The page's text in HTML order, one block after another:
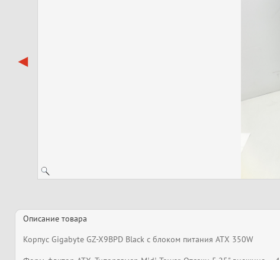
Описание товара
Корпус Gigabyte GZ-X9BPD Black с блоком питания ATX 350W